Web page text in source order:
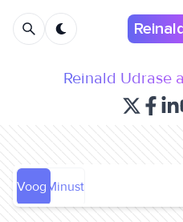
Reinald Udrase
Voog Minust